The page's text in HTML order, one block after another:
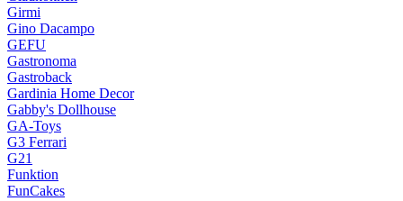
Girmi
Gino Dacampo
GEFU
Gastronoma
Gastroback
Gardinia Home Decor
Gabby's Dollhouse
GA-Toys
G3 Ferrari
G21
Funktion
FunCakes